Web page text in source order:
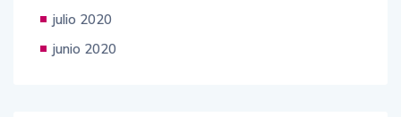
julio 2020
junio 2020